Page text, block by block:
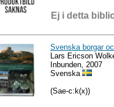
Ej i detta
Svenska borgar
Lars Ericson
Inbunden, 2007
Svenska
(Sae-c:k(x))